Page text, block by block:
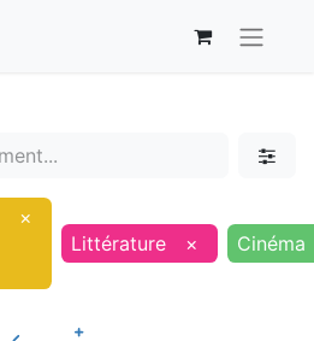
×
Littérature
× Cinéma